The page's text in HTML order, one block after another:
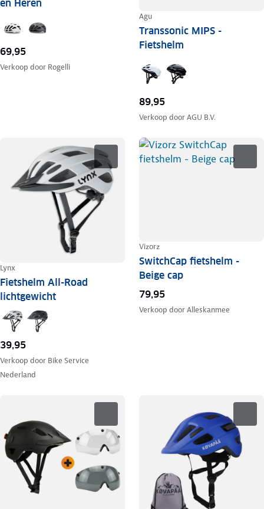
en Heren
69,95
Verkoop door Rogelli
Agu
Transsonic MIPS -
Fietshelm
89,95
Verkoop doorAGU B.V.
Lynx
Fietshelm All-Road
lichtgewicht
39,95
Verkoop door Bike Service
Nederland
Vizorz
SwitchCap fietshelm -
Beige cap
79,95
Verkoop doorAlleskanmee